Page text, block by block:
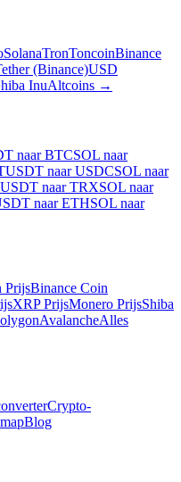
SolanaTronToncoinBinance
(Binance)USD
InuAltcoins →
naar BTCSOL naar
USDT naar USDCSOL naar
USDT naar TRXSOL naar
naar ETHSOL naar
PrijsBinance Coin
XRP PrijsMonero PrijsShiba
AvalancheAlles
Crypto-
Blog